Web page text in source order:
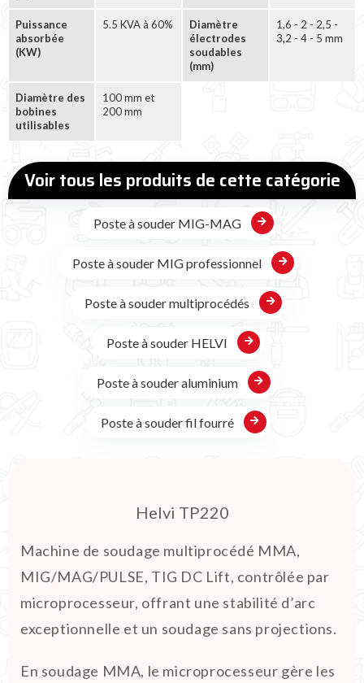
Puissance
absorbée
(KW)
5.5 KVA à 60%
Diamètre
électrodes
soudables
(mm)
1,6 - 2 - 2,5 -
3,2 - 4 - 5 mm
Diamètre des
bobines
utilisables
100 mm et
200 mm
Voir tous les produits de cette catégorie
Poste à souder MIG-MAG
Poste à souder MIG professionnel
Poste à souder multiprocédés
Poste à souder HELVI
Poste à souder aluminium
Poste à souder fil fourré
Helvi TP220
Machine de soudage multiprocédé MMA,
MIG/MAG/PULSE, TIG DC Lift, contrôlée par
microprocesseur, offrant une stabilité d’arc
exceptionnelle et un soudage sans projections.
En soudage MMA, le microprocesseur gère les